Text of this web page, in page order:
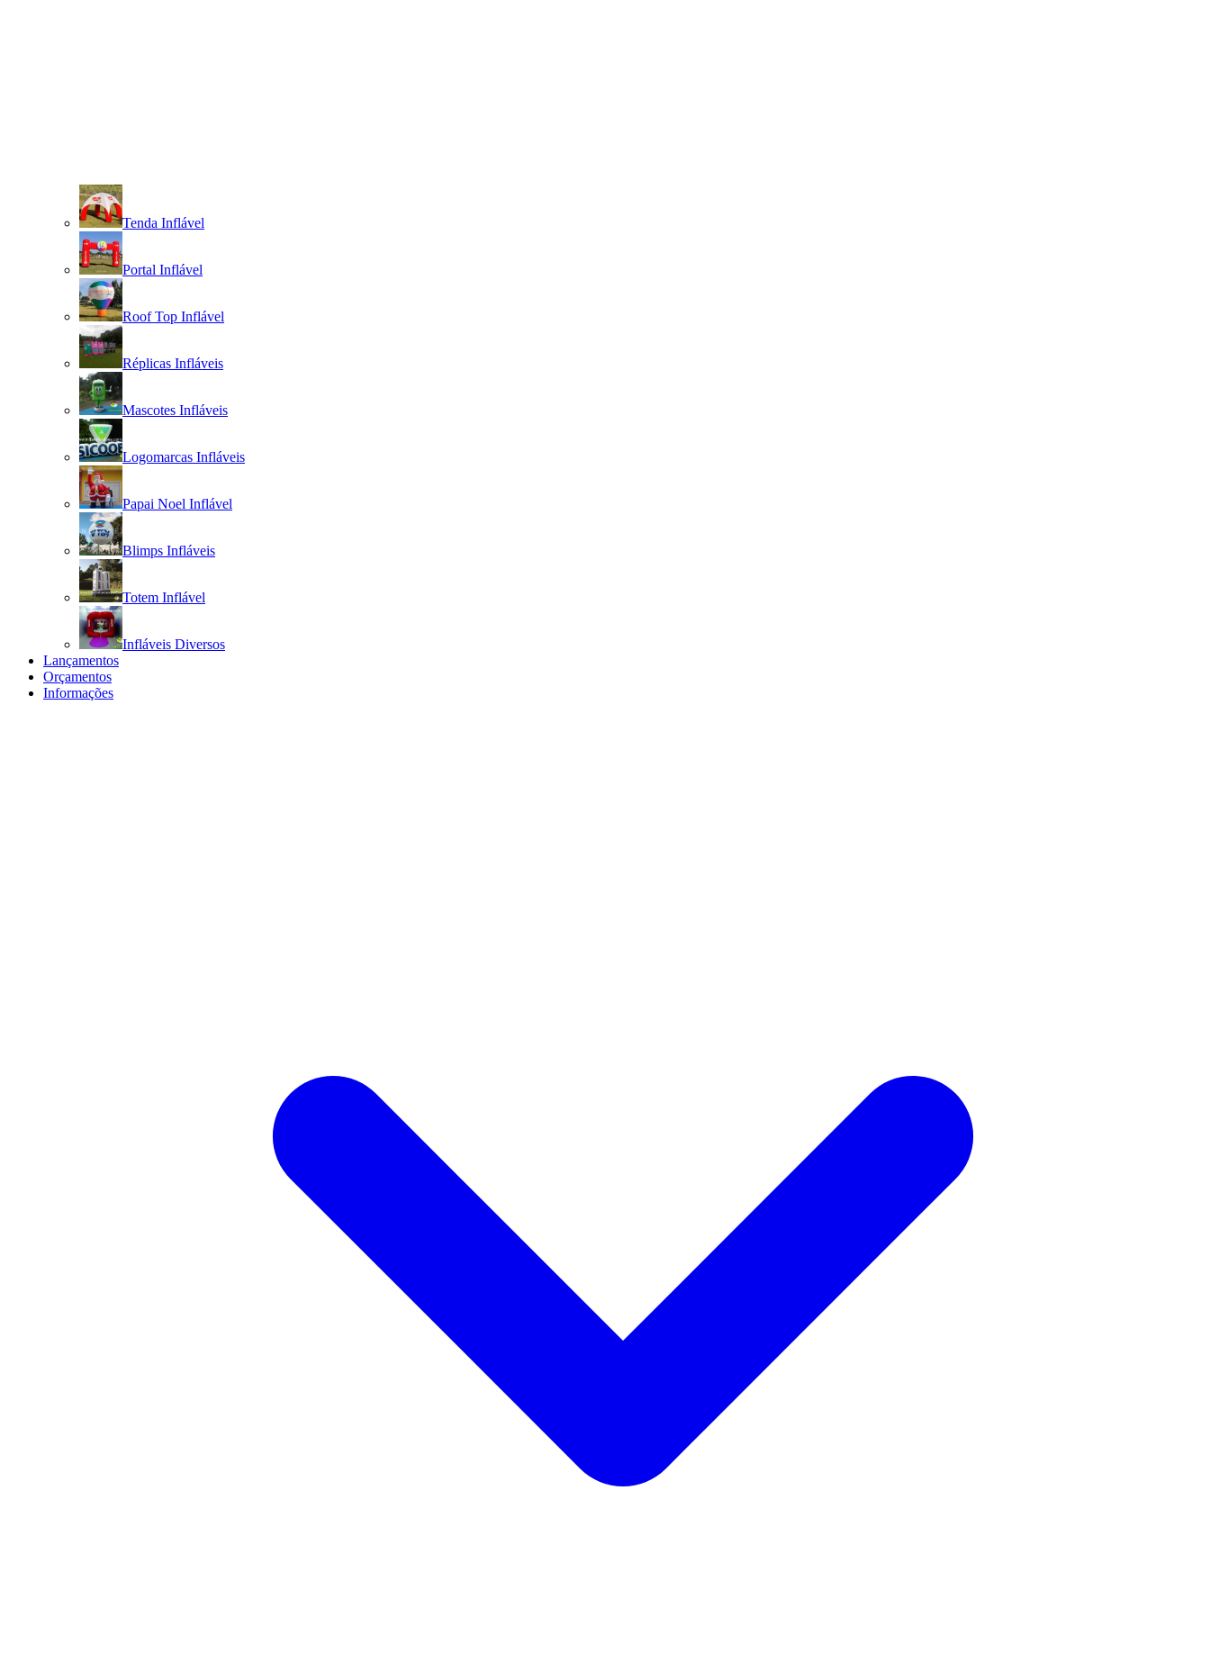
Tenda Inflável
Portal Inflável
Roof Top Inflável
Réplicas Infláveis
Mascotes Infláveis
Logomarcas Infláveis
Papai Noel Inflável
Blimps Infláveis
Totem Inflável
Infláveis Diversos
Lançamentos
Orçamentos
Informações